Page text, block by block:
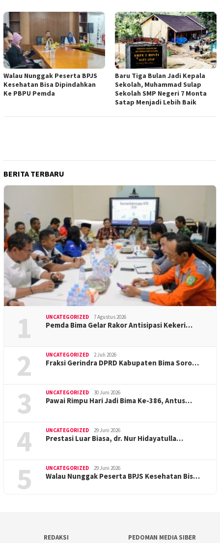
Walau Nunggak Peserta BPJS
Kesehatan Bisa Dipindahkan
Ke PBPU Pemda
Baru Tiga Bulan Jadi Kepala
Sekolah, Muhammad Sulap
Sekolah SMP Negeri 7 Monta
Satap Menjadi Lebih Baik
BERITA TERBARU
1 UNCATEGORIZED 7 Agustus 2026
Pemda Bima Gelar Rakor Antisipasi Kekeri…
2 UNCATEGORIZED 2 Juli 2026
Fraksi Gerindra DPRD Kabupaten Bima Soro…
3 UNCATEGORIZED 30 Juni 2026
Pawai Rimpu Hari Jadi Bima Ke-386, Antus…
4 UNCATEGORIZED 29 Juni 2026
Prestasi Luar Biasa, dr. Nur Hidayatulla…
5 UNCATEGORIZED 29 Juni 2026
Walau Nunggak Peserta BPJS Kesehatan Bis…
REDAKSI PEDOMAN MEDIA SIBER